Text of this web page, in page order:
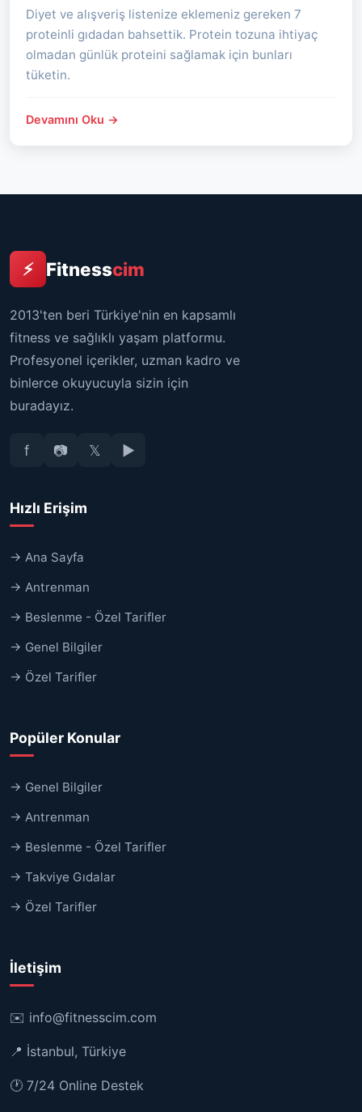
Diyet ve alışveriş listenize eklemeniz gereken 7
proteinli gıdadan bahsettik. Protein tozuna ihtiyaç
olmadan günlük proteini sağlamak için bunları
tüketin.
Devamını Oku →
⚡ Fitnesscim
2013'ten beri Türkiye'nin en kapsamlı
fitness ve sağlıklı yaşam platformu.
Profesyonel içerikler, uzman kadro ve
binlerce okuyucuyla sizin için
buradayız.
f 📷 𝕏 ▶
Hızlı Erişim
→ Ana Sayfa
→ Antrenman
→ Beslenme - Özel Tarifler
→ Genel Bilgiler
→ Özel Tarifler
Popüler Konular
→ Genel Bilgiler
→ Antrenman
→ Beslenme - Özel Tarifler
→ Takviye Gıdalar
→ Özel Tarifler
İletişim
✉️ info@fitnesscim.com
📍 İstanbul, Türkiye
🕐 7/24 Online Destek